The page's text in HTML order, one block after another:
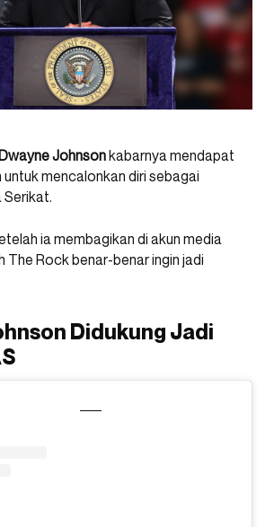
Johnsonkabarnya mendapat
mencalonkan diri sebagai
Serikat.
ia membagikan di akun media
The Rock benar-benar ingin jadi
Didukung Jadi